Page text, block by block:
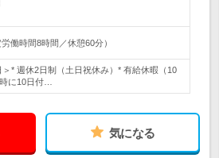
働時間8時間／休憩60分）
* 週休2日制（土日祝休み）* 有給休暇（10
に10日付…
気になる